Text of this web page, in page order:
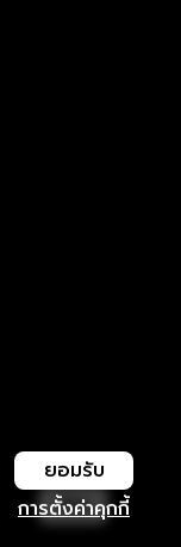
การตั้งค่าคุกกี้
ยอมรับ
เปิด